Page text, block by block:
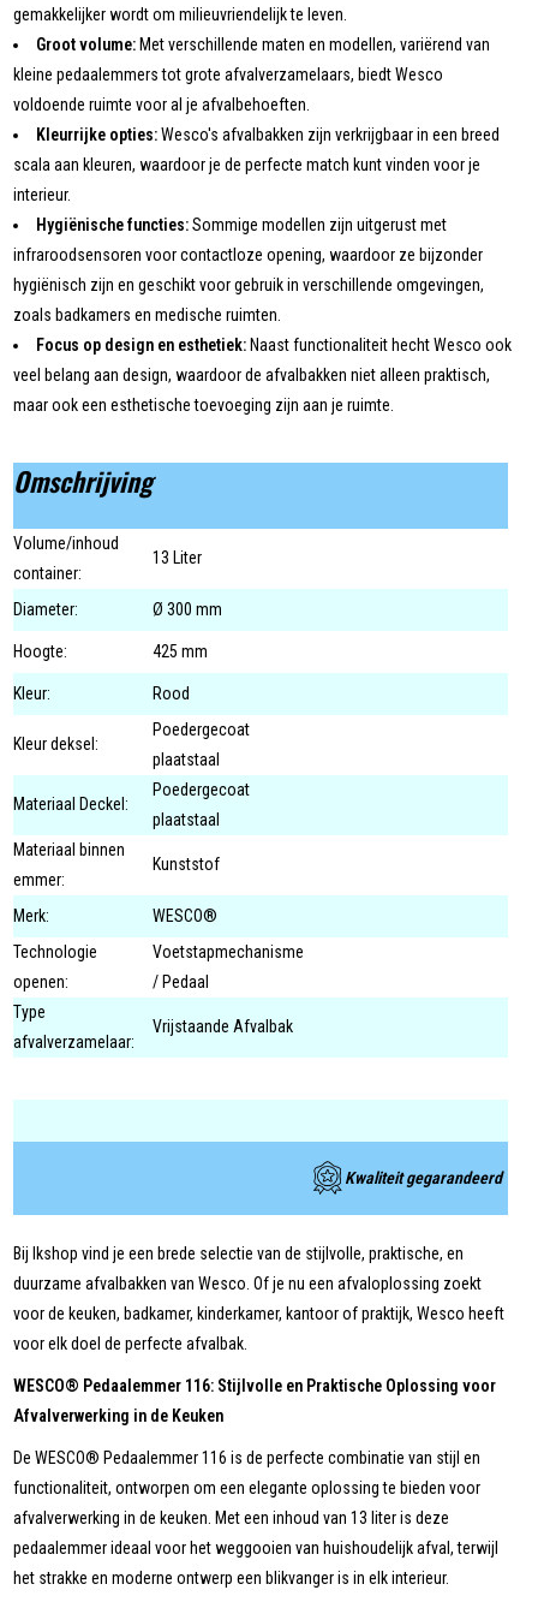
gemakkelijker wordt om milieuvriendelijk te leven.
Groot volume: Met verschillende maten en modellen, variërend van
kleine pedaalemmers tot grote afvalverzamelaars, biedt Wesco
voldoende ruimte voor al je afvalbehoeften.
Kleurrijke opties:Wesco's afvalbakken zijn verkrijgbaar in een breed
scala aan kleuren, waardoor je de perfecte match kunt vinden voor je
interieur.
Hygiënische functies:Sommige modellen zijn uitgerust met
infraroodsensoren voor contactloze opening, waardoor ze bijzonder
hygiënisch zijn en geschikt voor gebruik in verschillende omgevingen,
zoals badkamers en medische ruimten.
Focus op design en esthetiek: Naast functionaliteit hecht Wesco ook
veel belang aan design, waardoor de afvalbakken niet alleen praktisch,
maar ook een esthetische toevoeging zijn aan je ruimte.
Omschrijving
Volume/inhoud
container:
13 Liter
Diameter: Ø 300 mm
Hoogte: 425 mm
Kleur: Rood
Kleur deksel:
Poedergecoat
plaatstaal
Materiaal Deckel:
Poedergecoat
plaatstaal
Materiaal binnen
emmer:
Kunststof
Merk:
WESCO®
Technologie
openen:
Voetstapmechanisme
/ Pedaal
Type
afvalverzamelaar:
Vrijstaande Afvalbak
Kwaliteit gegarandeerd
Bij Ikshop vind je een brede selectie van de stijlvolle, praktische, en
duurzame afvalbakken van Wesco. Of je nu een afvaloplossing zoekt
voor de keuken, badkamer, kinderkamer, kantoor of praktijk, Wesco heeft
voor elk doel de perfecte afvalbak.
WESCO® Pedaalemmer 116: Stijlvolle en Praktische Oplossing voor
Afvalverwerking in de Keuken
De WESCO® Pedaalemmer 116 is de perfecte combinatie van stijl en
functionaliteit, ontworpen om een elegante oplossing te bieden voor
afvalverwerking in de keuken. Met een inhoud van 13 liter is deze
pedaalemmer ideaal voor het weggooien van huishoudelijk afval, terwijl
het strakke en moderne ontwerp een blikvanger is in elk interieur.